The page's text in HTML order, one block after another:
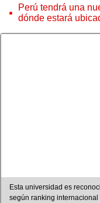
Perú tendrá una
dónde estará
Esta universidad es
según ranking